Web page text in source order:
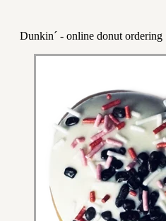
Dunkin´ - online donut ordering